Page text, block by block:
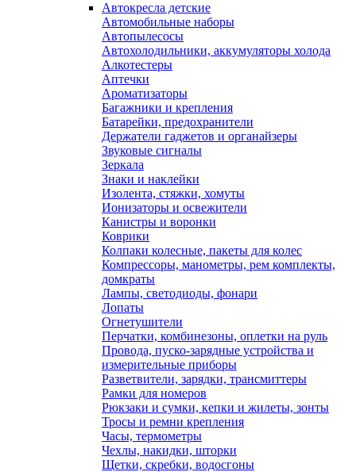
Автокресла детские
Автомобильные наборы
Автопылесосы
Автохолодильники, аккумуляторы холода
Алкотестеры
Аптечки
Ароматизаторы
Багажники и крепления
Батарейки, предохранители
Держатели гаджетов и органайзеры
Звуковые сигналы
Зеркала
Знаки и наклейки
Изолента, стяжки, хомуты
Ионизаторы и освежители
Канистры и воронки
Коврики
Колпаки колесные, пакеты для колес
Компрессоры, манометры, рем комплекты,
домкраты
Лампы, светодиоды, фонари
Лопаты
Огнетушители
Перчатки, комбинезоны, оплетки на руль
Провода, пуско-зарядные устройства и
измерительные приборы
Разветвители, зарядки, трансмиттеры
Рамки для номеров
Рюкзаки и сумки, кепки и жилеты, зонты
Тросы и ремни крепления
Часы, термометры
Чехлы, накидки, шторки
Щетки, скребки, водосгоны